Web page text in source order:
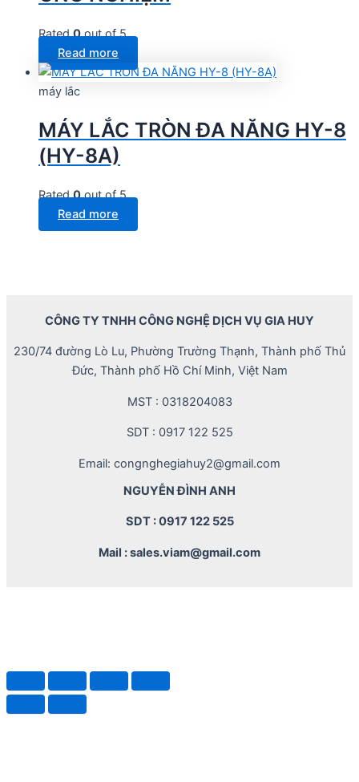
Rated0out of 5
Read more
máy lắc
MÁY LẮC TRÒN ĐA NĂNG HY-8
(HY-8A)
Rated0out of 5
Read more
CÔNG TY TNHH CÔNG NGHỆ DỊCH VỤ GIA HUY
230/74 đường Lò Lu, Phường Trường Thạnh, Thành phố Thủ
Đức, Thành phố Hồ Chí Minh, Việt Nam
MST : 0318204083
SDT : 0917 122 525
Email: congnghegiahuy2@gmail.com
NGUYỄN ĐÌNH ANH
SDT : 0917 122 525
Mail : sales.viam@gmail.com